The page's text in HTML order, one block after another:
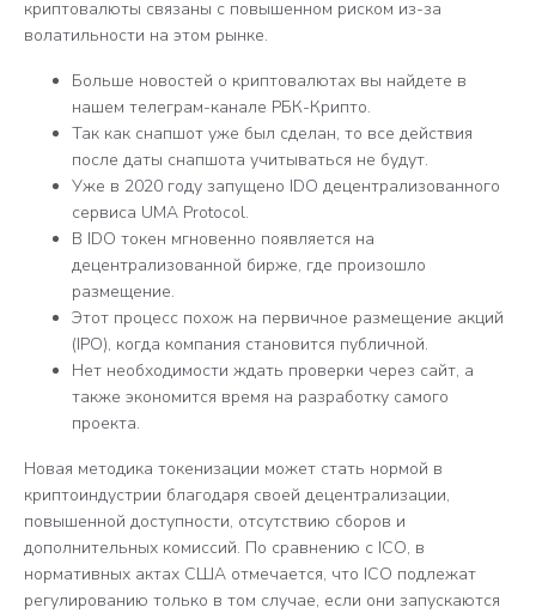
криптовалюты связаны с повышенном риском из-за
волатильности на этом рынке.
Больше новостей о криптовалютах вы найдете в
нашем телеграм-канале РБК-Крипто.
Так как снапшот уже был сделан, то все действия
после даты снапшота учитываться не будут.
Уже в 2020 году запущено IDO децентрализованного
сервиса UMA Protocol.
В IDO токен мгновенно появляется на
децентрализованной бирже, где произошло
размещение.
Этот процесс похож на первичное размещение акций
(IPO), когда компания становится публичной.
Нет необходимости ждать проверки через сайт, а
также экономится время на разработку самого
проекта.
Новая методика токенизации может стать нормой в
криптоиндустрии благодаря своей децентрализации,
повышенной доступности, отсутствию сборов и
дополнительных комиссий. По сравнению с ICO, в
нормативных актах США отмечается, что ICO подлежат
регулированию только в том случае, если они запускаются